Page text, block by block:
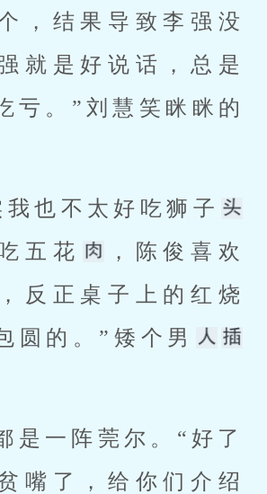
，结果导致李强没
就是好说话，总是
亏。”刘慧笑眯眯的
我也不太好吃狮子
五花
，陈俊喜欢
反正桌子上的红烧
圆的。”矮个男
是一阵莞尔。“好了
嘴了，给你们介绍